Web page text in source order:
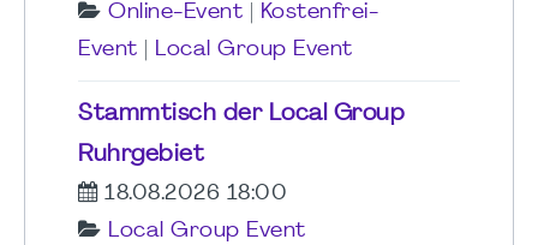
Online-Event
Kostenfrei-
Event
Local Group Event
Stammtisch der Local Group
Ruhrgebiet
18.08.2026 18:00
Local Group Event